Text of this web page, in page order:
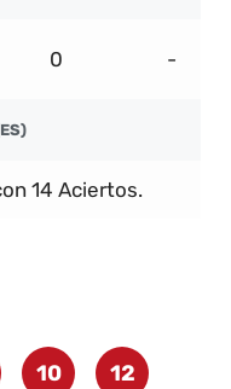
0 -
14 Aciertos.
10 12